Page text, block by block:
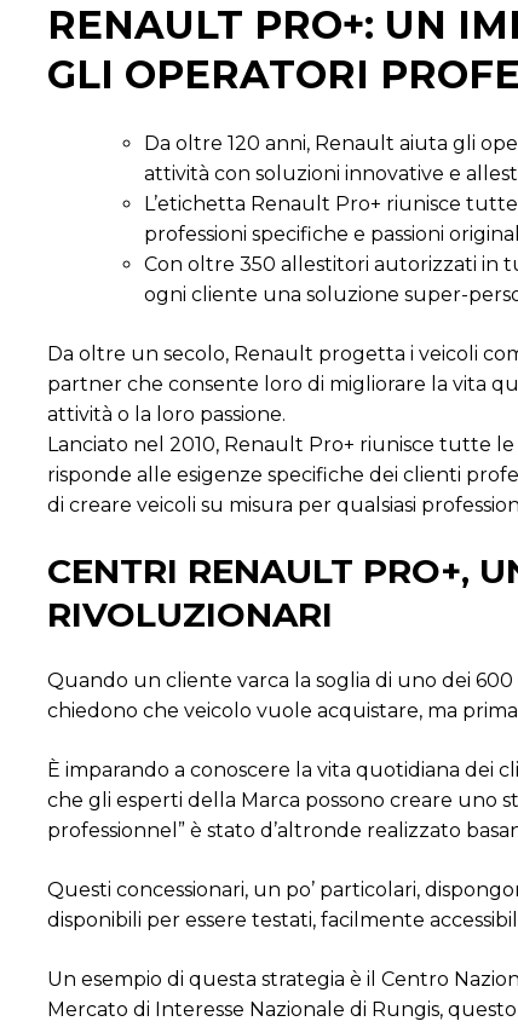
RENAULT PRO+: UN
GLI OPERATORI
Da oltre 120 anni, Renault aiuta gli
attività con soluzioni innovative e
L’etichetta Renault Pro+ riunisce
professioni specifiche e passioni
Con oltre 350 allestitori autorizzati in
ogni cliente una soluzione super-
Da oltre un secolo, Renault progetta i veicoli
partner che consente loro di migliorare la vita
attività o la loro passione.
Lanciato nel 2010, Renault Pro+ riunisce tutte
risponde alle esigenze specifiche dei clienti
di creare veicoli su misura per qualsiasi
CENTRI RENAULT PRO+,
RIVOLUZIONARI
Quando un cliente varca la soglia di uno dei
chiedono che veicolo vuole acquistare, ma
È imparando a conoscere la vita quotidiana dei
che gli esperti della Marca possono creare uno
professionnel” è stato d’altronde realizzato
Questi concessionari, un po’ particolari,
disponibili per essere testati, facilmente
Un esempio di questa strategia è il Centro
Mercato di Interesse Nazionale di Rungis,